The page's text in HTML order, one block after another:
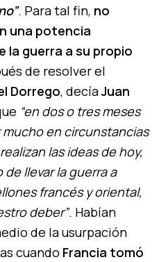
. Para tal fin, no
una potencia
la guerra a su propio
de resolver el
Dorrego, decíaJuan
“en dos o tres meses
mucho en circunstancias
las ideas de hoy,
de llevar la guerra a
francés y oriental,
deber”. Habían
de la usurpación
cuando Francia tomó